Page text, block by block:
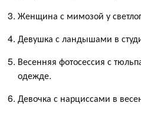
Женщина с мимозой у
Девушка с ландышами в
Весенняя фотосессия с
одежде.
Девочка с нарциссами в